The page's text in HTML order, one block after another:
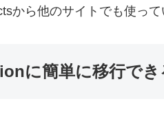
から他のサイトでも使っ
に簡単に移行でき